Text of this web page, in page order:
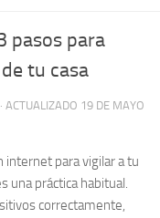
pasos para
tu casa
· ACTUALIZADO 19 DE MAYO
internet para vigilar a tu
una práctica habitual.
correctamente,